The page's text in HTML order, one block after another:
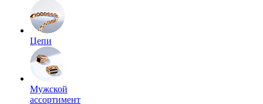
Цепи
Мужской
ассортимент